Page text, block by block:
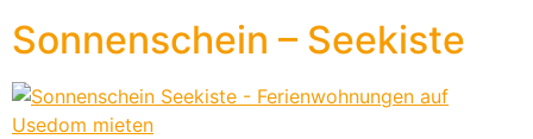
Sonnenschein – Seekiste